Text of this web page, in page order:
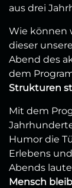
aus drei
Wie können
dieser
Abend des
dem
Strukturen
Mit dem
Humor die
Erlebens
Abends
Mensch